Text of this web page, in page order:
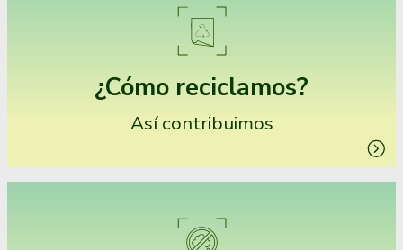
¿Cómo reciclamos?
Así contribuimos